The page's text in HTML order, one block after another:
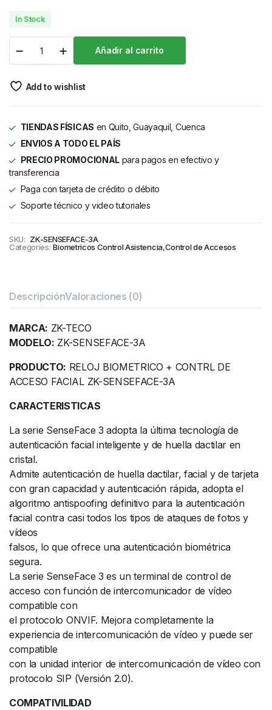
In Stock
Añadir al carrito
Add to wishlist
TIENDAS FÍSICAS en Quito, Guayaquil, Cuenca
ENVIOS A TODO EL PAÍS
PRECIO PROMOCIONALpara pagos en efectivo y
transferencia
Paga con tarjeta de crédito o débito
Soporte técnico y video tutoriales
SKU: ZK-SENSEFACE-3A
Categories: Biometricos Control Asistencia,Control de Accesos
DescripciónValoraciones (0)
MARCA: ZK-TECO
MODELO: ZK-SENSEFACE-3A
PRODUCTO: RELOJ BIOMETRICO + CONTRL DE
ACCESO FACIAL ZK-SENSEFACE-3A
CARACTERISTICAS
La serie SenseFace 3 adopta la última tecnología de
autenticación facial inteligente y de huella dactilar en
cristal.
Admite autenticación de huella dactilar, facial y de tarjeta
con gran capacidad y autenticación rápida, adopta el
algoritmo antispoofing definitivo para la autenticación
facial contra casi todos los tipos de ataques de fotos y
vídeos
falsos, lo que ofrece una autenticación biométrica
segura.
La serie SenseFace 3 es un terminal de control de
acceso con función de intercomunicador de vídeo
compatible con
el protocolo ONVIF. Mejora completamente la
experiencia de intercomunicación de vídeo y puede ser
compatible
con la unidad interior de intercomunicación de vídeo con
protocolo SIP (Versión 2.0).
COMPATIVILIDAD